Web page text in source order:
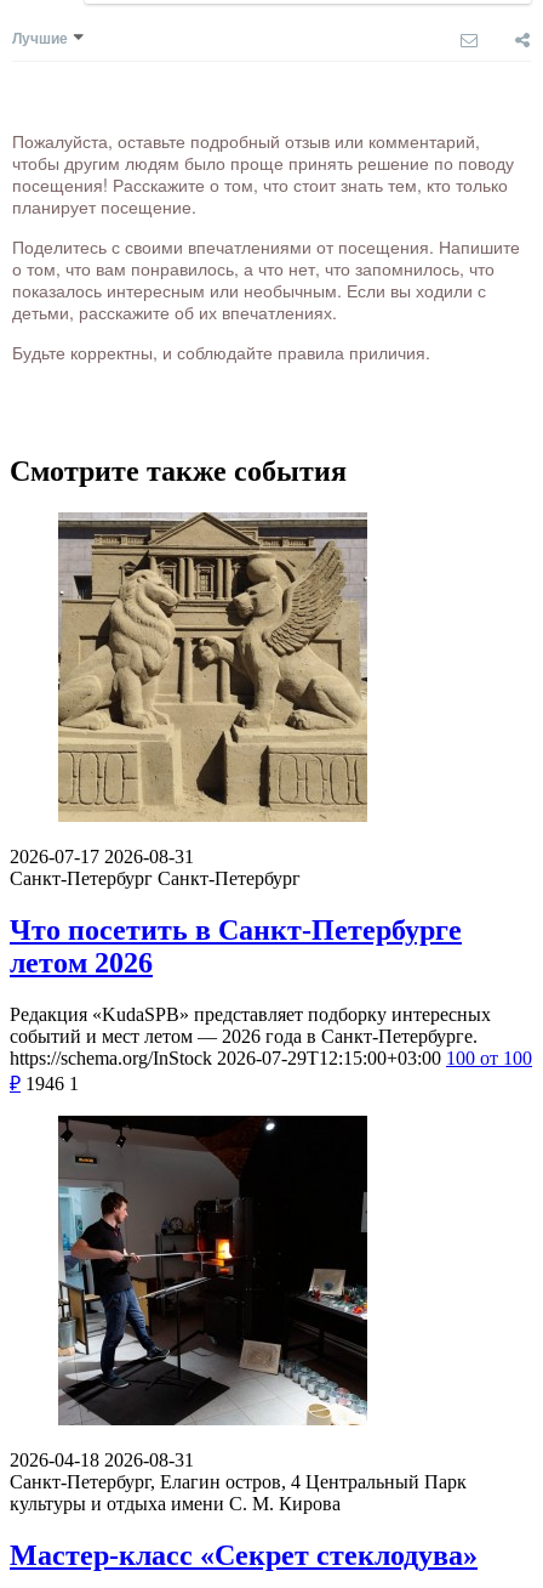
Лучшие
Пожалуйста, оставьте подробный отзыв или комментарий,
чтобы другим людям было проще принять решение по поводу
посещения! Расскажите о том, что стоит знать тем, кто только
планирует посещение.
Поделитесь с своими впечатлениями от посещения. Напишите
о том, что вам понравилось, а что нет, что запомнилось, что
показалось интересным или необычным. Если вы ходили с
детьми, расскажите об их впечатлениях.
Будьте корректны, и соблюдайте правила приличия.
Смотрите также события
2026-07-17 2026-08-31
Санкт-Петербург Санкт-Петербург
Что посетить в Санкт-Петербурге
летом 2026
Редакция «KudaSPB» представляет подборку интересных
событий и мест летом — 2026 года в Санкт-Петербурге.
https://schema.org/InStock 2026-07-29T12:15:00+03:00 100 от 100
₽ 1946 1
2026-04-18 2026-08-31
Санкт-Петербург, Елагин остров, 4 Центральный Парк
культуры и отдыха имени С. М. Кирова
Мастер-класс «Секрет стеклодува»